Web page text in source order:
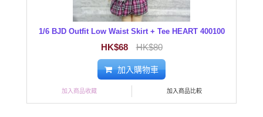
1/6 BJD Outfit Low Waist Skirt + Tee HEART 400100
HK$68 HK$80
加入購物車
加入商品收藏 加入商品比較